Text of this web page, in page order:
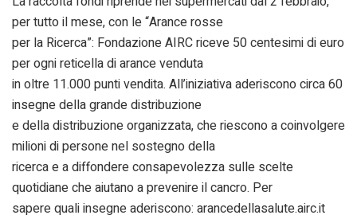
per tutto il mese, con le “Arance rosse
per la Ricerca”: Fondazione AIRC riceve 50 centesimi di euro
per ogni reticella di arance venduta
in oltre 11.000 punti vendita. All’iniziativa aderiscono circa 60
insegne della grande distribuzione
e della distribuzione organizzata, che riescono a coinvolgere
milioni di persone nel sostegno della
ricerca e a diffondere consapevolezza sulle scelte
quotidiane che aiutano a prevenire il cancro. Per
sapere quali insegne aderiscono: arancedellasalute.airc.it